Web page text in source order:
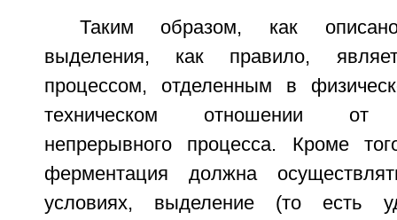
Таким образом, как
выделения, как правило,
процессом, отделенным в
техническом отношении от
непрерывного процесса. Кроме
ферментация должна
условиях, выделение (то есть